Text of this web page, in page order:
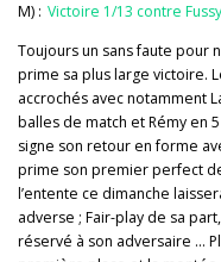
M) : Victoire 1/13 contre
Toujours un sans faute pour
prime sa plus large victoire.
accrochés avec notamment
balles de match et Rémy en
signe son retour en forme
prime son premier perfect
l’entente ce dimanche
adverse ; Fair-play de sa
réservé à son adversaire …